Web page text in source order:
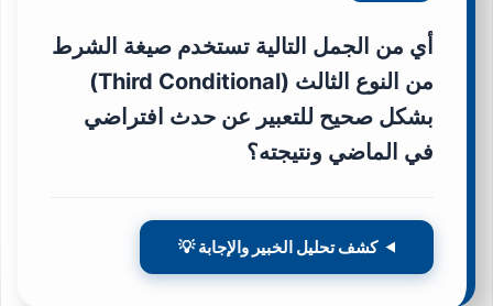
أي من الجمل التالية تستخدم صيغة الشرط
من النوع الثالث (Third Conditional)
بشكل صحيح للتعبير عن حدث افتراضي
في الماضي ونتيجته؟
كشف تحليل الخبير والإجابة 💡